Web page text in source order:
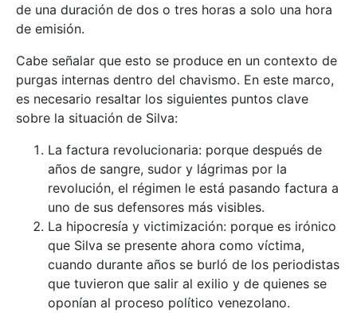
de una duración de dos o tres horas a solo una hora
de emisión.
Cabe señalar que esto se produce en un contexto de
purgas internas dentro del chavismo. En este marco,
es necesario resaltar los siguientes puntos clave
sobre la situación de Silva:
La factura revolucionaria: porque después de
años de sangre, sudor y lágrimas por la
revolución, el régimen le está pasando factura a
uno de sus defensores más visibles.
La hipocresía y victimización: porque es irónico
que Silva se presente ahora como víctima,
cuando durante años se burló de los periodistas
que tuvieron que salir al exilio y de quienes se
oponían al proceso político venezolano.